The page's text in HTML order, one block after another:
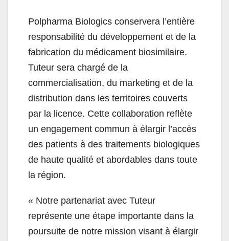
Polpharma Biologics conservera l’entière
responsabilité du développement et de la
fabrication du médicament biosimilaire.
Tuteur sera chargé de la
commercialisation, du marketing et de la
distribution dans les territoires couverts
par la licence. Cette collaboration reflète
un engagement commun à élargir l’accès
des patients à des traitements biologiques
de haute qualité et abordables dans toute
la région.
« Notre partenariat avec Tuteur
représente une étape importante dans la
poursuite de notre mission visant à élargir